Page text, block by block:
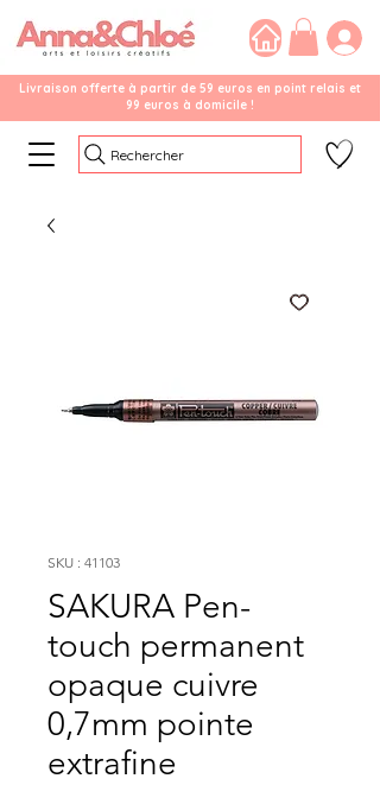
Livraison offerte à partir de 59 euros en point relais et
99 euros à domicile !
Rechercher
SKU : 41103
SAKURA Pen-
touch permanent
opaque cuivre
0,7mm pointe
extrafine